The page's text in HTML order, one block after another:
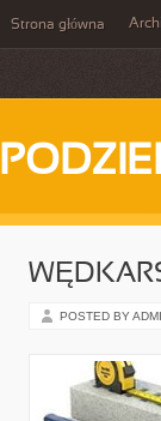
Strona główna
POSTED BY